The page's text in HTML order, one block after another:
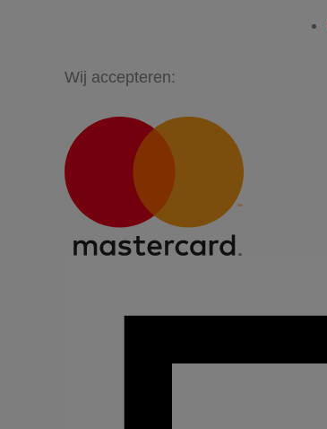
Wij accepteren: